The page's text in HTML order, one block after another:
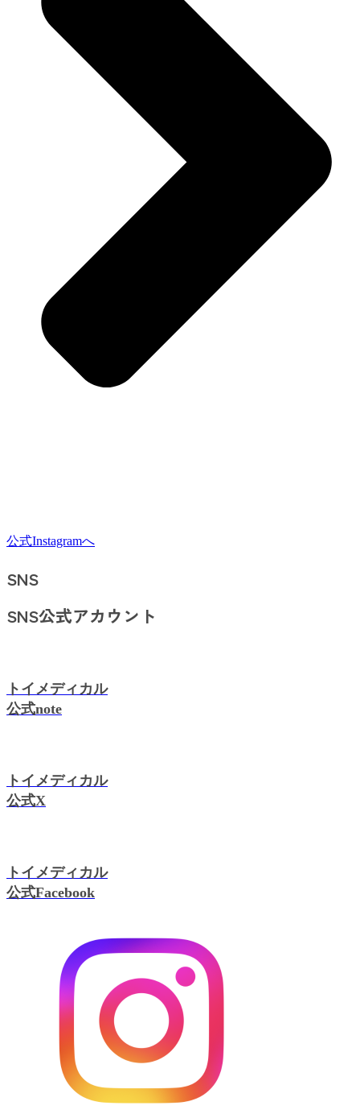
公式Instagramへ
SNS
SNS公式アカウント
トイメディカル
公式note
トイメディカル
公式X
トイメディカル
公式Facebook